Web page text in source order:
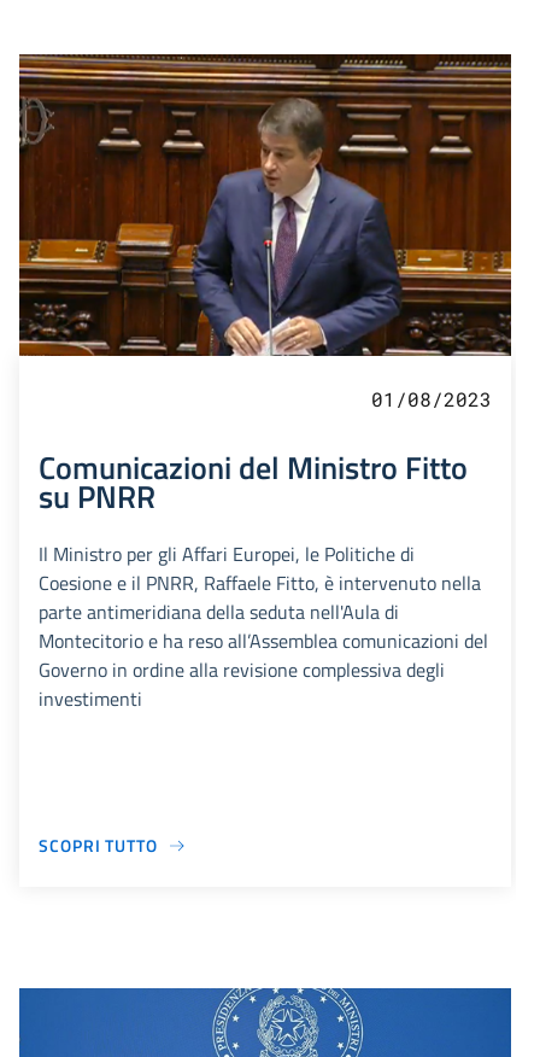
01/08/2023
Comunicazioni del Ministro Fitto
su PNRR
Il Ministro per gli Affari Europei, le Politiche di
Coesione e il PNRR, Raffaele Fitto, è intervenuto nella
parte antimeridiana della seduta nell'Aula di
Montecitorio e ha reso all’Assemblea comunicazioni del
Governo in ordine alla revisione complessiva degli
investimenti
SCOPRI TUTTO